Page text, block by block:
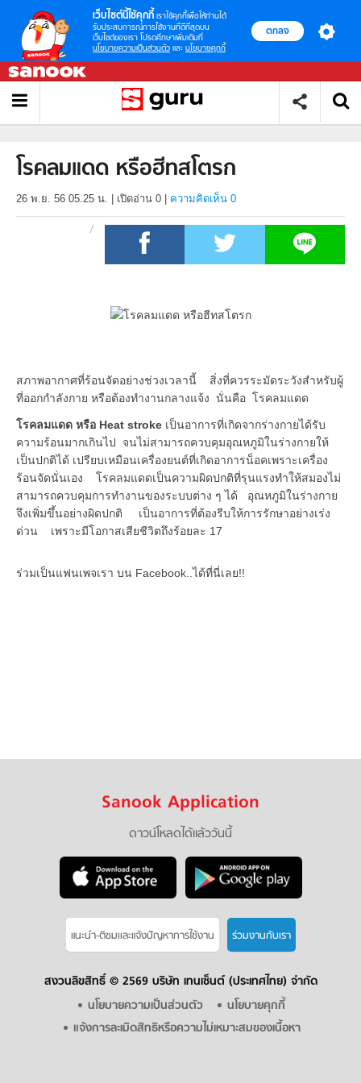
เว็บไซต์นี้ใช้คุกกี้ เราใช้คุกกี้เพื่อให้ท่านได้
รับประสบการณ์การใช้งานที่ดีที่สุดบน
เว็บไซต์ของเรา โปรดศึกษาเพิ่มเติมที่
นโยบายความเป็นส่วนตัว และ นโยบายคุกกี้
ตกลง
โรคลมแดด หรือฮีทสโตรก
26 พ.ย. 56 05.25 น. เปิดอ่าน 0 ความคิดเห็น 0
สภาพอากาศที่ร้อนจัดอย่างช่วงเวลานี้ สิ่งที่ควรระมัดระวังสำหรับผู้
ที่ออกกำลังกาย หรือต้องทำงานกลางแจ้ง นั่นคือ โรคลมแดด
โรคลมแดด หรือ Heat stroke เป็นอาการที่เกิดจากร่างกายได้รับ
ความร้อนมากเกินไป จนไม่สามารถควบคุมอุณหภูมิในร่างกายให้
เป็นปกติได้ เปรียบเหมือนเครื่องยนต์ที่เกิดอาการน็อคเพราะเครื่อง
ร้อนจัดนั่นเอง โรคลมแดดเป็นความผิดปกติที่รุนแรงทำให้สมองไม่
สามารถควบคุมการทำงานของระบบต่าง ๆ ได้ อุณหภูมิในร่างกาย
จึงเพิ่มขึ้นอย่างผิดปกติ เป็นอาการที่ต้องรีบให้การรักษาอย่างเร่ง
ด่วน เพราะมีโอกาสเสียชีวิตถึงร้อยละ 17
ร่วมเป็นแฟนเพจเรา บน Facebook..ได้ที่นี่เลย!!
Sanook Application
ดาวน์โหลดได้แล้ววันนี้
แนะนำ-ติชมเเละแจ้งปัญหาการใช้งาน ร่วมงานกับเรา
สงวนลิขสิทธิ์ © 2569 บริษัท เทนเซ็นต์ (ประเทศไทย) จำกัด
นโยบายความเป็นส่วนตัว
นโยบายคุกกี้
แจ้งการละเมิดสิทธิหรือความไม่เหมาะสมของเนื้อหา